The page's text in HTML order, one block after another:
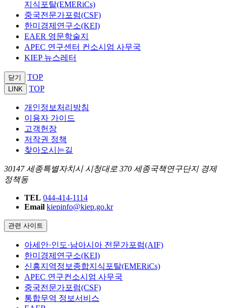
지식포탈(EMERiCs)
중국전문가포럼(CSF)
한미경제연구소(KEI)
EAER 영문학술지
APEC 연구센터 컨소시엄 사무국
KIEP 뉴스레터
닫기 TOP
LINK TOP
개인정보처리방침
이용자 가이드
고객헌장
저작권 정책
찾아오시는길
30147 세종특별자치시 시청대로 370 세종국책연구단지 경제
정책동
TEL 044-414-1114
Email kiepinfo@kiep.go.kr
관련 사이트
아세안·인도·남아시아 전문가포럼(AIF)
한미경제연구소(KEI)
신흥지역정보종합지식포탈(EMERiCs)
APEC 연구컨소시엄 사무국
중국전문가포럼(CSF)
통합무역 정보서비스